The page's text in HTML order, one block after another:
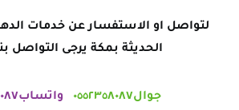
لتواصل او الاستفسار عن خدمات
الحديثة بمكة يرجى التواصل
جوال٠٥٥٢٣٥٨٠٨٧ واتساب٠٥٥٢٣٥٨٠٨٧